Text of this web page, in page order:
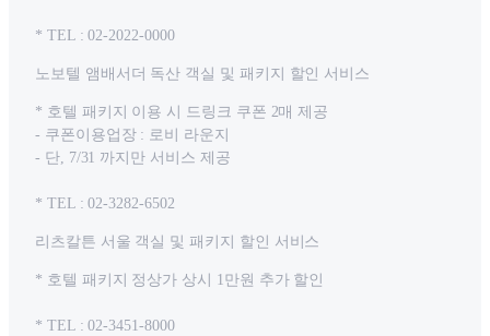
* TEL : 02-2022-0000
노보텔 앰배서더 독산 객실 및 패키지 할인 서비스
* 호텔 패키지 이용 시 드링크 쿠폰 2매 제공
- 쿠폰이용업장 : 로비 라운지
- 단, 7/31 까지만 서비스 제공
* TEL : 02-3282-6502
리츠칼튼 서울 객실 및 패키지 할인 서비스
* 호텔 패키지 정상가 상시 1만원 추가 할인
* TEL : 02-3451-8000